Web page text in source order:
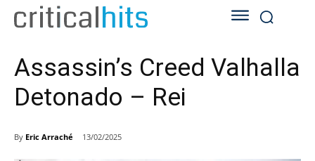
Assassin’s Creed Valhalla
Detonado – Rei
By Eric Arraché 13/02/2025